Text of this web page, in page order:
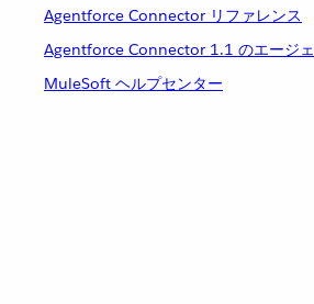
Agentforce Connector リファレンス
Agentforce Connector 1.1 のエージ
MuleSoft ヘルプセンター